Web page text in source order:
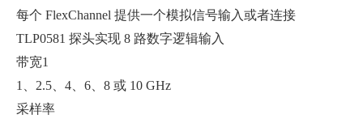
每个 FlexChannel 提供一个模拟信号输入或者连接
TLP0581 探头实现 8 路数字逻辑输入
带宽1
1、2.5、4、6、8 或 10 GHz
采样率